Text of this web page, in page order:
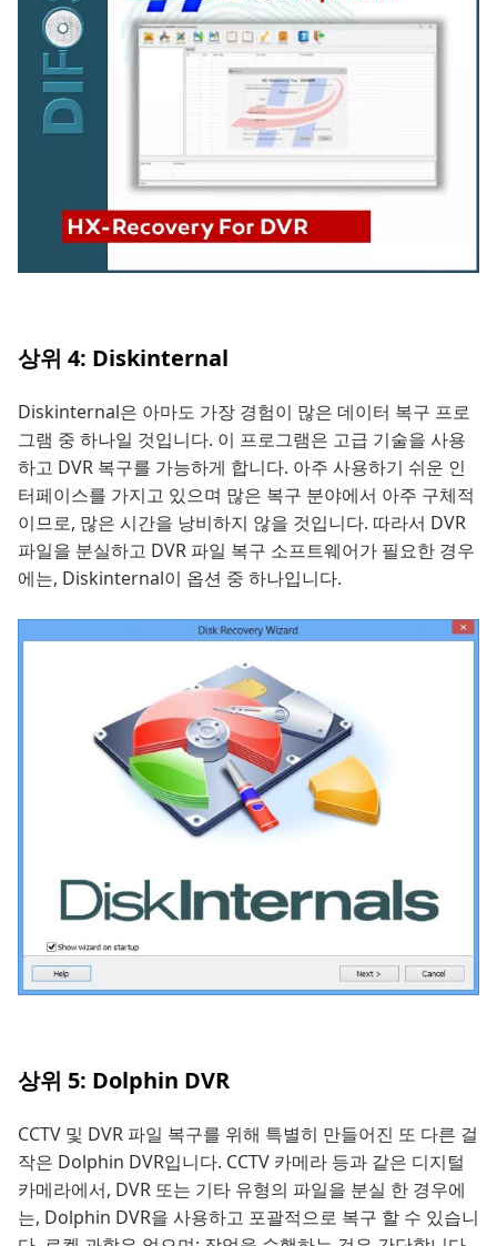
상위 4: Diskinternal
Diskinternal은 아마도 가장 경험이 많은 데이터 복구 프로
그램 중 하나일 것입니다. 이 프로그램은 고급 기술을 사용
하고 DVR 복구를 가능하게 합니다. 아주 사용하기 쉬운 인
터페이스를 가지고 있으며 많은 복구 분야에서 아주 구체적
이므로, 많은 시간을 낭비하지 않을 것입니다. 따라서 DVR
파일을 분실하고 DVR 파일 복구 소프트웨어가 필요한 경우
에는, Diskinternal이 옵션 중 하나입니다.
상위 5: Dolphin DVR
CCTV 및 DVR 파일 복구를 위해 특별히 만들어진 또 다른 걸
작은 Dolphin DVR입니다. CCTV 카메라 등과 같은 디지털
카메라에서, DVR 또는 기타 유형의 파일을 분실 한 경우에
는, Dolphin DVR을 사용하고 포괄적으로 복구 할 수 있습니